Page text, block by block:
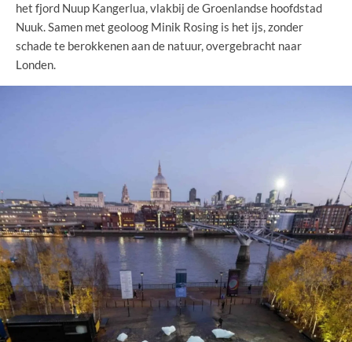
het fjord Nuup Kangerlua, vlakbij de Groenlandse hoofdstad
Nuuk. Samen met geoloog Minik Rosing is het ijs, zonder
schade te berokkenen aan de natuur, overgebracht naar
Londen.